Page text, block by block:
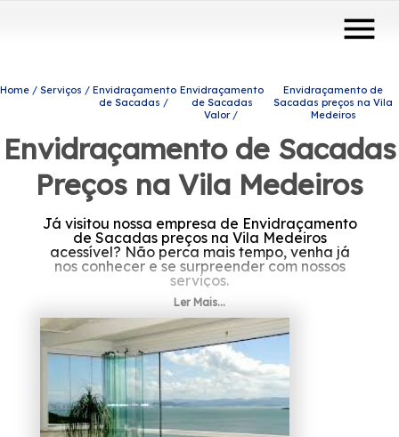
menu
Home Serviços
Envidraçamento
de Sacadas
Envidraçamento
de Sacadas
Valor
Envidraçamento de
Sacadas preços na Vila
Medeiros
Envidraçamento de Sacadas
Preços na Vila Medeiros
Já visitou nossa empresa de Envidraçamento
de Sacadas preços na Vila Medeiros
acessível? Não perca mais tempo, venha já
nos conhecer e se surpreender com nossos
serviços.
Caso esteja precisando de Envidraçamento
de Sacadas preços na Vila Medeiros,
Conheça os produtos e serviços que a Protavi
Vidros disponibiliza, entre eles estão
alternativas diversas do ramo de engenharia
de vidros, como portas de vidro, box para
banheiros e coberturas com vidro. Fale
conosco e tenha um ambiente mais moderno,
estamos à sua disposição.
Ler Mais...